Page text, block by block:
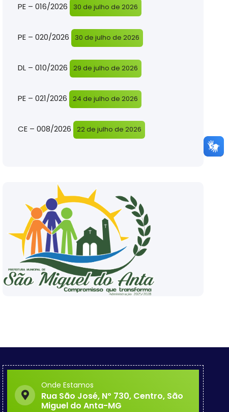
PE – 016/2026 30 de julho de 2026
PE – 020/2026 30 de julho de 2026
DL – 010/2026 29 de julho de 2026
PE – 021/2026 24 de julho de 2026
CE – 008/2026 22 de julho de 2026
Onde Estamos
Rua São José, Nº 730, Centro, São
Miguel do Anta-MG